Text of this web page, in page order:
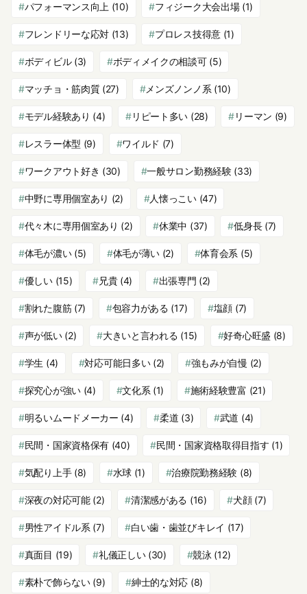
パフォーマンス向上 (10) フィジーク大会出場(1)
フレンドリーな応対 (13) プロレス技得意(1)
ボディビル(3) ボディメイクの相談可(5)
マッチョ・筋肉質(27) メンズノンノ系 (10)
モデル経験あり (4) リピート多い (28) リーマン (9)
レスラー体型 (9) ワイルド (7)
ワークアウト好き (30) 一般サロン勤務経験(33)
中野に専用個室あり (2) 人懐っこい(47)
代々木に専用個室あり (2) 休業中 (37) 低身長(7)
体毛が濃い(5) 体毛が薄い (2) 体育会系 (5)
優しい(15) 兄貴(4) 出張専門 (2)
割れた腹筋(7) 包容力がある (17) 塩顔 (7)
声が低い(2) 大きいと言われる (15) 好奇心旺盛 (8)
学生 (4) 対応可能日多い(2) 強もみが自慢 (2)
探究心が強い(4) 文化系 (1) 施術経験豊富 (21)
明るいムードメーカー (4) 柔道 (3) 武道 (4)
民間・国家資格保有 (40) 民間・国家資格取得目指す (1)
気配り上手(8) 水球(1) 治療院勤務経験 (8)
深夜の対応可能(2) 清潔感がある (16) 犬顔(7)
男性アイドル系 (7) 白い歯・歯並びキレイ (17)
真面目 (19) 礼儀正しい(30) 競泳 (12)
素朴で飾らない(9) 紳士的な対応 (8)